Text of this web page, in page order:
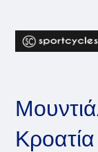
content